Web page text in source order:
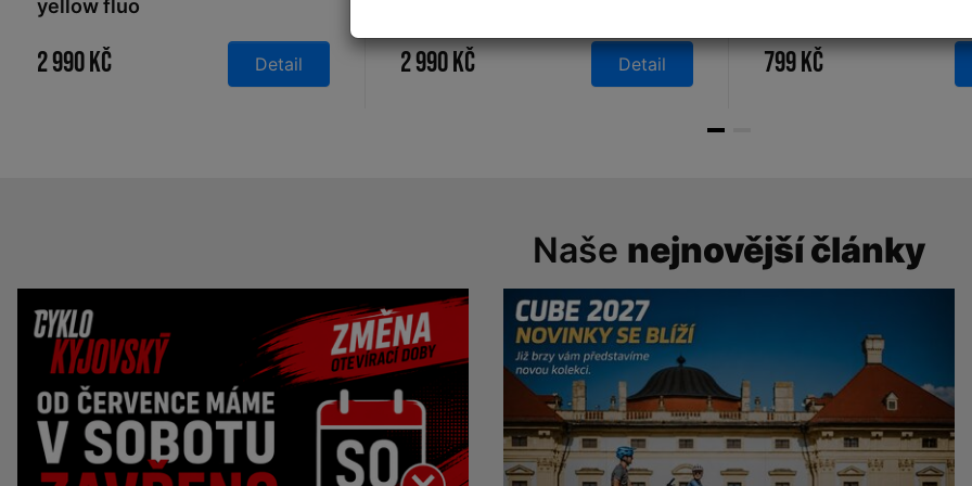
yellow fluo
2 990 Kč Detail 2 990 Kč Detail 799 Kč
Naše nejnovější články